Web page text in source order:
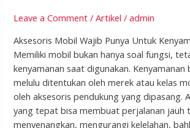
Leave a Comment /Artikel /admin
Aksesoris Mobil Wajib Punya Untuk
Memiliki mobil bukan hanya soal fungsi,
kenyamanan saat digunakan.
melulu ditentukan oleh merek atau kelas
oleh aksesoris pendukung yang dipasang.
yang tepat bisa membuat perjalanan jauh
menyenangkan, mengurangi kelelahan,